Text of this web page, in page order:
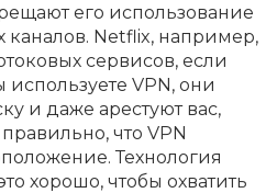
его использование
Netflix, например,
сервисов, если
используете VPN, они
и даже арестуют вас,
что VPN
Технология
хорошо, чтобы охватить